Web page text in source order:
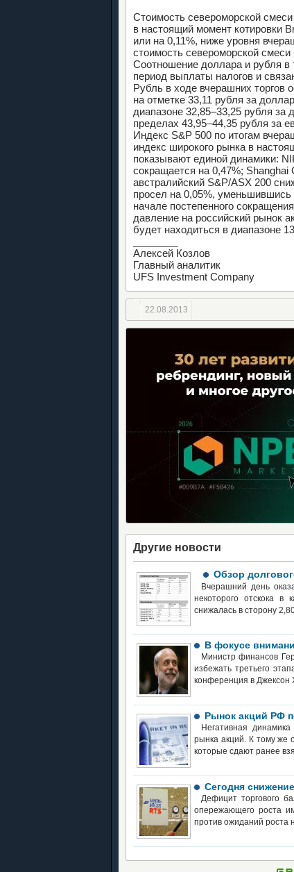
Стоимость североморской
в настоящий момент котировки
или на 0,11%, ниже уровня
стоимость североморской
Соотношение доллара и рубля в
период выплаты налогов и
Рубль в ходе вчерашних торгов
на отметке 33,11 рубля за
диапазоне 32,85–33,25 рубля за
пределах 43,95–44,35 рубля за
Индекс S&P 500 по итогам
индекс широкого рынка в
показывают единой динамики:
сокращается на 0,47%;
австралийский S&P/ASX 200
просел на 0,05%, уменьшившись
начале постепенного
давление на российский рынок
будет находиться в диапазоне
Алексей Козлов
Главный аналитик
UFS Investment Company
22.08.2013
Другие новости
Обзор
Вчерашний день
некоторого отскока в
снижалась в сторону
В фокусе
Министр финансов
избежать третьего
конференция в Джексон
Рынок акций РФ
Негативная
рынка акций. К тому же
которые сдают ранее
Сегодня
Дефицит торгового
опережающего роста
против ожиданий роста